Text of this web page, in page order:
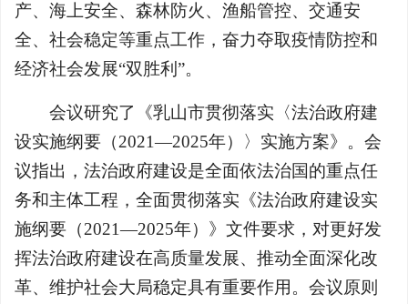
产、海上安全、森林防火、渔船管控、交通安
全、社会稳定等重点工作，奋力夺取疫情防控和
经济社会发展“双胜利”。
会议研究了《乳山市贯彻落实〈法治政府建
设实施纲要（2021—2025年）〉实施方案》。会
议指出，法治政府建设是全面依法治国的重点任
务和主体工程，全面贯彻落实《法治政府建设实
施纲要（2021—2025年）》文件要求，对更好发
挥法治政府建设在高质量发展、推动全面深化改
革、维护社会大局稳定具有重要作用。会议原则